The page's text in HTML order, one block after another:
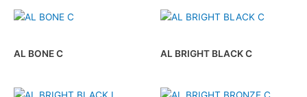
AL BONE C AL BRIGHT BLACK C